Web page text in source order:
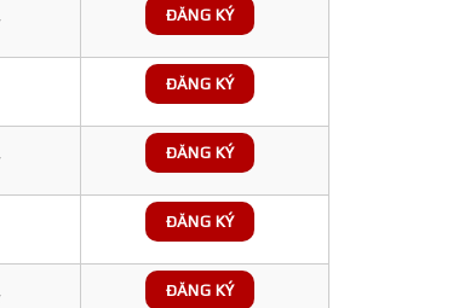
ĐĂNG KÝ
ĐĂNG KÝ
ĐĂNG KÝ
ĐĂNG KÝ
ĐĂNG KÝ